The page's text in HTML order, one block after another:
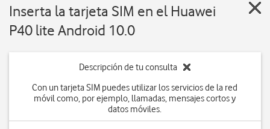
Inserta la tarjeta SIM en el Huawei
P40 lite Android 10.0
Descripción de tu consulta
Con un tarjeta SIM puedes utilizar los servicios de la red
móvil como, por ejemplo, llamadas, mensajes cortos y
datos móviles.